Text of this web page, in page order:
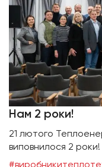
Нам 2 роки!
21 лютого
виповнилося 2 роки!